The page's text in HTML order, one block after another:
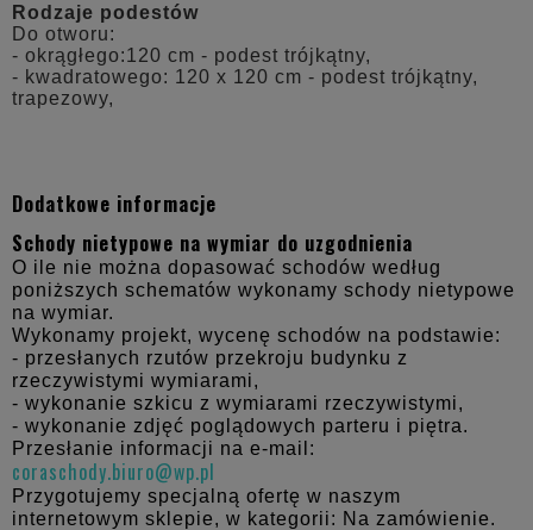
Rodzaje podestów
Do otworu:
- okrągłego:120 cm - podest trójkątny,
- kwadratowego: 120 x 120 cm - podest trójkątny,
trapezowy,
Dodatkowe informacje
Schody nietypowe na wymiar do uzgodnienia
O ile nie można dopasować schodów według
poniższych schematów wykonamy schody nietypowe
na wymiar.
Wykonamy projekt, wycenę schodów na podstawie:
- przesłanych rzutów przekroju budynku z
rzeczywistymi wymiarami,
- wykonanie szkicu z wymiarami rzeczywistymi,
- wykonanie zdjęć poglądowych parteru i piętra.
Przesłanie informacji na e-mail:
coraschody.biuro@wp.pl
Przygotujemy specjalną ofertę w naszym
internetowym sklepie, w kategorii: Na zamówienie.